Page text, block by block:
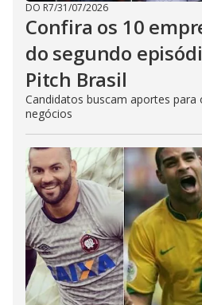
DO R7/31/07/2026
Confira os 10
do segundo
Pitch Brasil
Candidatos buscam aportes para
negócios